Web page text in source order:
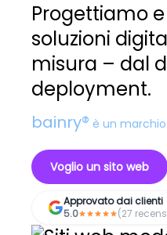
Progettiamo
soluzioni
misura – dal
deployment.
bainry® è un
Voglio un sito web
Approvato dai clienti
5.0
(27